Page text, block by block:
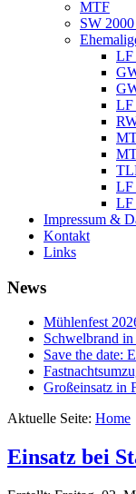
MTF
SW
LF
LF
LF
LF
Impressum &
Kontakt
Links
News
Mühlenfest
Schwelbrand
Save the date:
Großeinsatz in
Aktuelle Seite: Home
Einsatz bei